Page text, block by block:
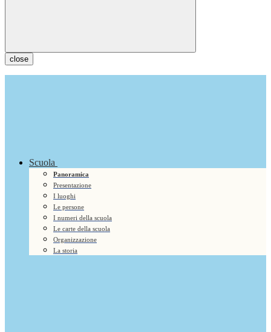
close
Scuola
Panoramica
Presentazione
I luoghi
Le persone
I numeri della scuola
Le carte della scuola
Organizzazione
La storia